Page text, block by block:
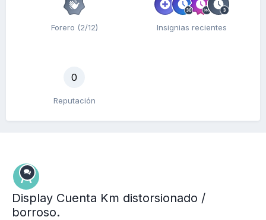
Forero (2/12) Insignias recientes
0
Reputación
Display Cuenta Km distorsionado /
borroso.